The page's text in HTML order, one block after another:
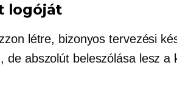
logóját
létre, bizonyos tervezési
de abszolút beleszólása lesz a